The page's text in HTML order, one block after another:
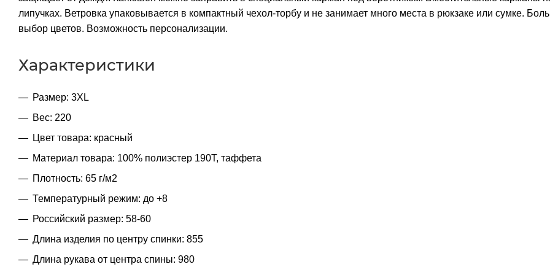
липучках. Ветровка упаковывается в компактный чехол-торбу и не занимает много места в рюкзаке или сумке.
выбор цветов. Возможность персонализации.
Характеристики
Размер: 3XL
Вес: 220
Цвет товара: красный
Материал товара: 100% полиэстер 190T, таффета
Плотность: 65 г/м2
Температурный режим: до +8
Российский размер: 58-60
Длина изделия по центру спинки: 855
Длина рукава от центра спины: 980